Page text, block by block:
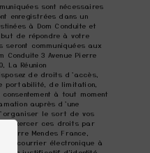
sont nécessaires
enregistrées dans un
à Dom Conduite et
de répondre à votre
seront communiquées aux
3 Avenue Pierre
La Réunion
de droits d’accès,
portabilité, de limitation,
à tout moment
auprès d’une
le sort de vos
exercer ces droits par
Pierre Mendes France,
par courrier électronique à